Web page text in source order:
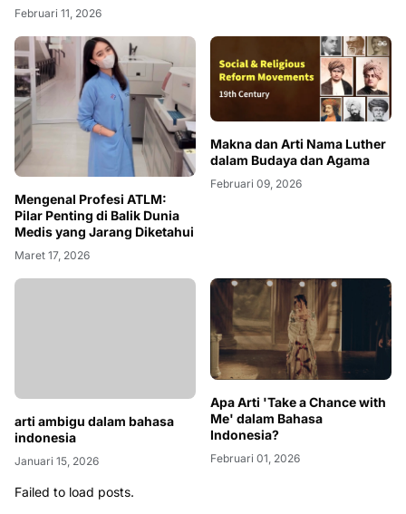
Februari 11, 2026
Mengenal Profesi ATLM:
Pilar Penting di Balik Dunia
Medis yang Jarang Diketahui
Maret 17, 2026
Makna dan Arti Nama Luther
dalam Budaya dan Agama
Februari 09, 2026
arti ambigu dalam bahasa
indonesia
Januari 15, 2026
Apa Arti 'Take a Chance with
Me' dalam Bahasa
Indonesia?
Februari 01, 2026
Failed to load posts.